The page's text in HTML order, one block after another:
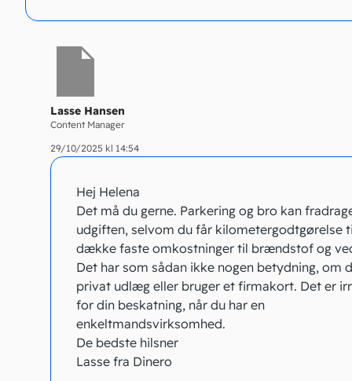
Lasse Hansen
Content Manager
29/10/2025 kl 14:54
Hej Helena
Det må du gerne. Parkering og bro kan
udgiften, selvom du får kilometergodtgørelse
dække faste omkostninger til brændstof og
Det har som sådan ikke nogen betydning, om
privat udlæg eller bruger et firmakort. Det er
for din beskatning, når du har en
enkeltmandsvirksomhed.
De bedste hilsner
Lasse fra Dinero